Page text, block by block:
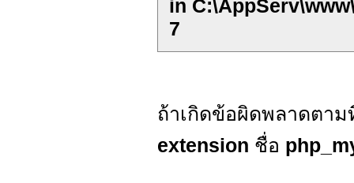
in
7
ถ้าเกิดข้อผิดพลาดตา
extension ชื่อ